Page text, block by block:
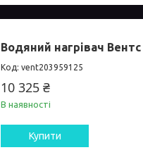
Водяний нагрівач
vent203959125
10 325 ₴
В наявності
Купити